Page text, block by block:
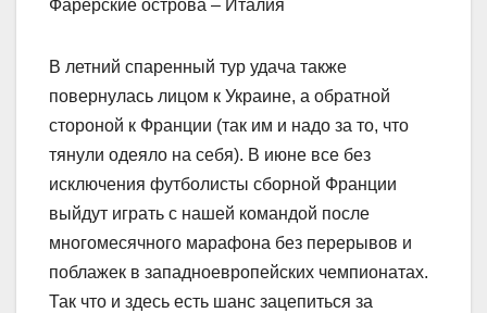
Фарерские острова – Италия
В летний спаренный тур удача также
повернулась лицом к Украине, а обратной
стороной к Франции (так им и надо за то, что
тянули одеяло на себя). В июне все без
исключения футболисты сборной Франции
выйдут играть с нашей командой после
многомесячного марафона без перерывов и
поблажек в западноевропейских чемпионатах.
Так что и здесь есть шанс зацепиться за